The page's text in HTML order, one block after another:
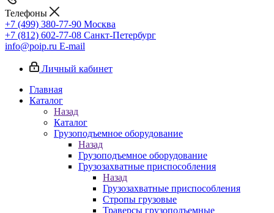
Телефоны
+7 (499) 380-77-90 Москва
+7 (812) 602-77-08 Санкт-Петербург
info@poip.ru E-mail
Личный кабинет
Главная
Каталог
Назад
Каталог
Грузоподъемное оборудование
Назад
Грузоподъемное оборудование
Грузозахватные приспособления
Назад
Грузозахватные приспособления
Стропы грузовые
Траверсы грузоподъемные